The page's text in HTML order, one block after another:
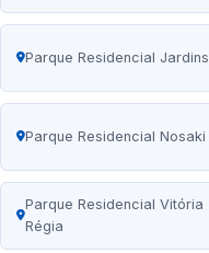
Parque Residencial Jardins
Parque Residencial Nosaki
Parque Residencial Vitória
Régia